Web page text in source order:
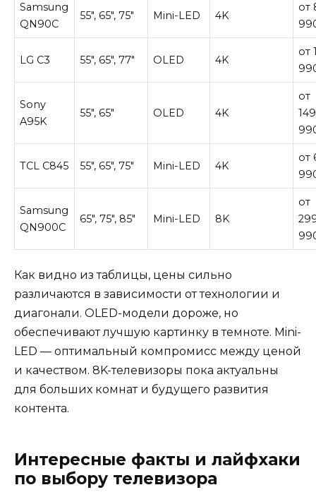
Samsung
QN90C
55″, 65″, 75″ Mini-LED 4K
от
LG C3 55″, 65″, 77″ OLED 4K
от
Sony
A95K
55″, 65″ OLED 4K
от
149
TCL C845 55″, 65″, 75″ Mini-LED 4K
от
Samsung
QN900C
65″, 75″, 85″ Mini-LED 8K
от
Как видно из таблицы, цены сильно
различаются в зависимости от технологии и
диагонали. OLED-модели дороже, но
обеспечивают лучшую картинку в темноте. Mini-
LED — оптимальный компромисс между ценой
и качеством. 8K-телевизоры пока актуальны
для больших комнат и будущего развития
контента.
Интересные факты и лайфхаки
по выбору телевизора